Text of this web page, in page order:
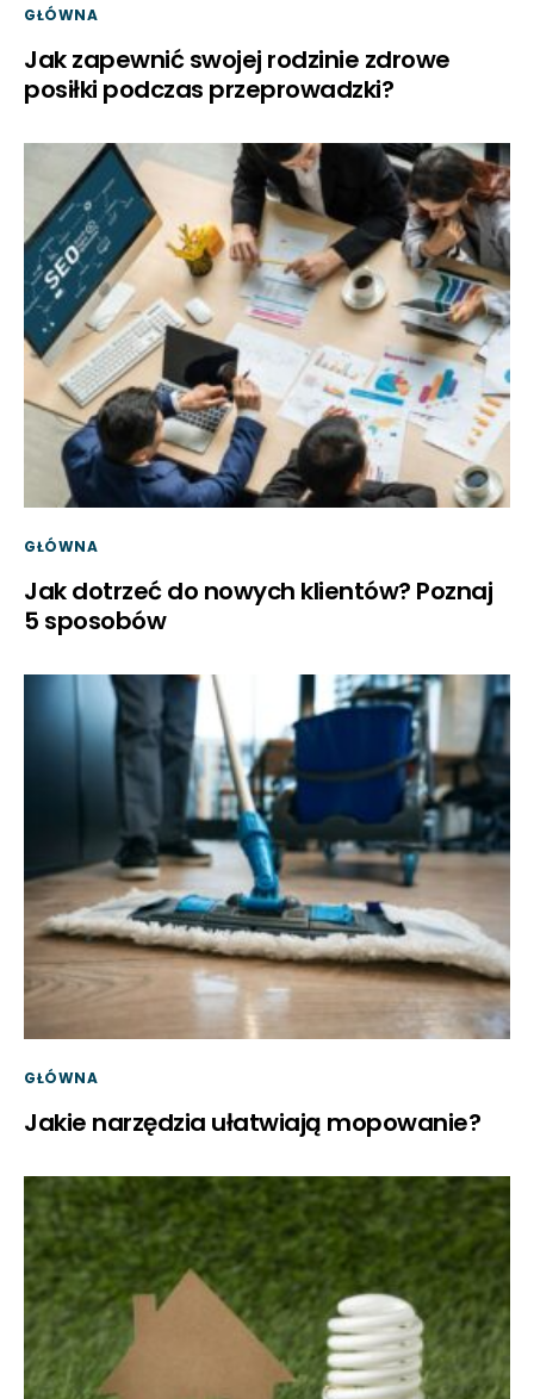
GŁÓWNA
Jak zapewnić swojej rodzinie zdrowe
posiłki podczas przeprowadzki?
GŁÓWNA
Jak dotrzeć do nowych klientów? Poznaj
5 sposobów
GŁÓWNA
Jakie narzędzia ułatwiają mopowanie?